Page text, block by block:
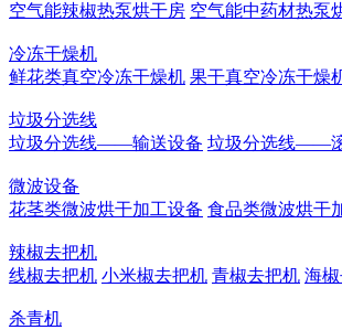
空气能辣椒热泵烘干房 空气能中药材热泵
冷冻干燥机
鲜花类真空冷冻干燥机 果干真空冷冻干燥
垃圾分选线
垃圾分选线——输送设备 垃圾分选线——
微波设备
花茎类微波烘干加工设备 食品类微波烘干
辣椒去把机
线椒去把机 小米椒去把机 青椒去把机 海
杀青机